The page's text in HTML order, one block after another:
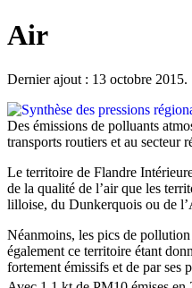
Air
Dernier ajout : 13 octobre 2015.
Des émissions de polluants
transports routiers et au secteur
Le territoire de Flandre
de la qualité de l’air que les
lilloise, du Dunkerquois ou de
Néanmoins, les pics de
également ce territoire étant
fortement émissifs et de par ses